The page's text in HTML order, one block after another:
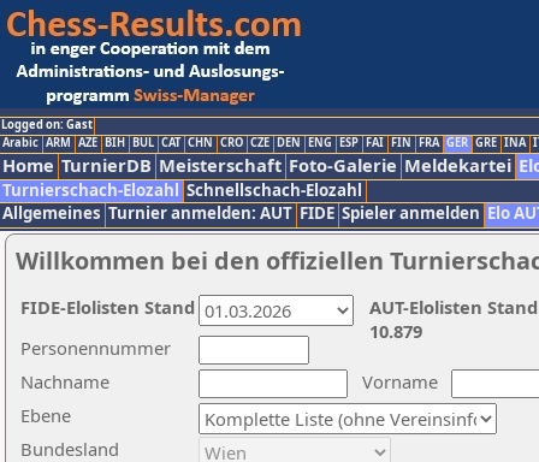
Logged on: Gast
Arabic ARM AZE BIH BUL CAT CHN CRO CZE DEN ENG ESP FAI FIN FRA GER GRE INA
Home TurnierDB Meisterschaft Foto-Galerie Meldekartei
Turnierschach-Elozahl Schnellschach-Elozahl
Allgemeines Turnier anmelden: AUT FIDE Spieler anmelden Elo
Willkommen bei den offiziellen
Nachname
Vorname
Ebene
Personennummer
Bundesland
AUT-Elolisten
10.879
FIDE-Elolisten Stand